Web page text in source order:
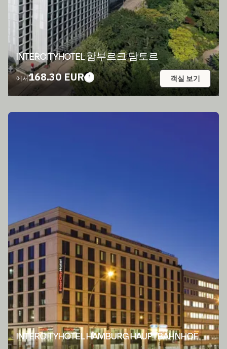
INTERCITYHOTEL 함부르크 담토르
에서168.30 EUR 객실 보기
INTERCITYHOTEL HAMBURG HAUPTBAHNHOF